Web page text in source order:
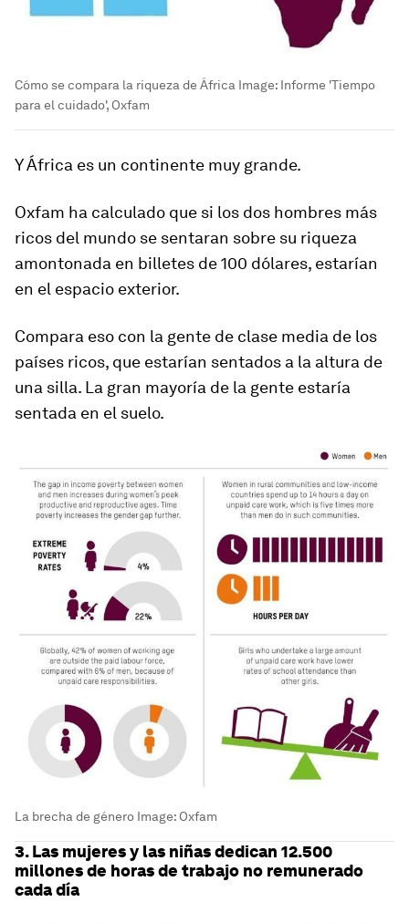
Cómo se compara la riqueza de África Image: Informe 'Tiempo
para el cuidado', Oxfam
Y África es un continente muy grande.
Oxfam ha calculado que si los dos hombres más
ricos del mundo se sentaran sobre su riqueza
amontonada en billetes de 100 dólares, estarían
en el espacio exterior.
Compara eso con la gente de clase media de los
países ricos, que estarían sentados a la altura de
una silla. La gran mayoría de la gente estaría
sentada en el suelo.
La brecha de género Image: Oxfam
3. Las mujeres y las niñas dedican 12.500
millones de horas de trabajo no remunerado
cada día